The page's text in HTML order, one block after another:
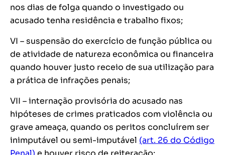
nos dias de folga quando o investigado ou
acusado tenha residência e trabalho fixos;
VI – suspensão do exercício de função pública ou
de atividade de natureza econômica ou financeira
quando houver justo receio de sua utilização para
a prática de infrações penais;
VII – internação provisória do acusado nas
hipóteses de crimes praticados com violência ou
grave ameaça, quando os peritos concluírem ser
inimputável ou semi-imputável (art. 26 do Código